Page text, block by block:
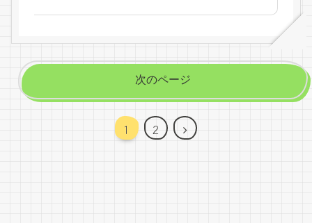
次のページ
1 2
次